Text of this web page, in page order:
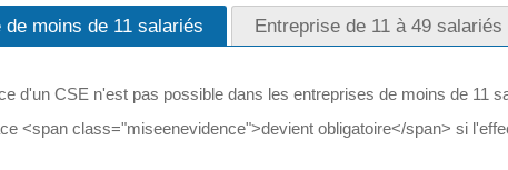
de moins de 11 salariés Entreprise de 11 à 49 salariés
d'un CSE n'est pas possible dans les entreprises de moins de 11
<span class="miseenevidence">devient obligatoire</span> si